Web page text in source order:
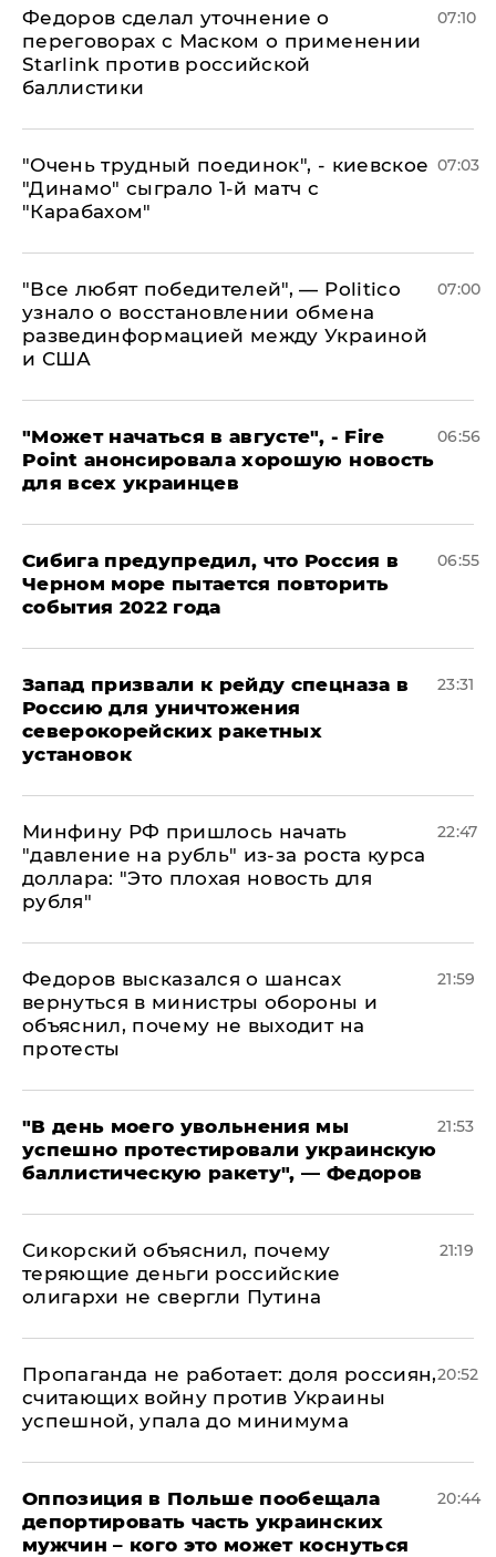
Федоров сделал уточнение о
переговорах с Маском о применении
Starlink против российской
баллистики
07:10
"Очень трудный поединок", - киевское
"Динамо" сыграло 1-й матч с
"Карабахом"
07:03
​"Все любят победителей", — Politico
узнало о восстановлении обмена
развединформацией между Украиной
и США
07:00
"Может начаться в августе", - Fire
Point анонсировала хорошую новость
для всех украинцев
06:56
Сибига предупредил, что Россия в
Черном море пытается повторить
события 2022 года
06:55
Запад призвали к рейду спецназа в
Россию для уничтожения
северокорейских ракетных
установок
23:31
Минфину РФ пришлось начать
"давление на рубль" из-за роста курса
доллара: "Это плохая новость для
рубля"
22:47
Федоров высказался о шансах
вернуться в министры обороны и
объяснил, почему не выходит на
протесты
21:59
​"В день моего увольнения мы
успешно протестировали украинскую
баллистическую ракету", — Федоров
21:53
Сикорский объяснил, почему
теряющие деньги российские
олигархи не свергли Путина
21:19
​Пропаганда не работает: доля россиян,
считающих войну против Украины
успешной, упала до минимума
20:52
Оппозиция в Польше пообещала
депортировать часть украинских
мужчин – кого это может коснуться
20:44